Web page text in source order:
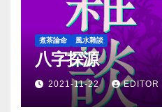
煮茶論命 風水雜談
八字探源
2021-11-22 EDITOR